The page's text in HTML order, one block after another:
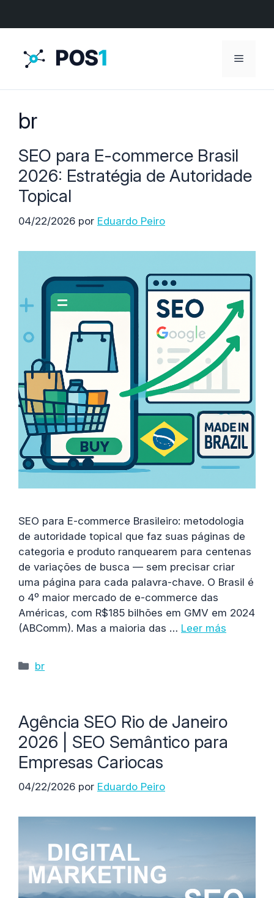
Menú
br
SEO para E-commerce Brasil
2026: Estratégia de Autoridade
Topical
04/22/2026 por Eduardo Peiro
SEO para E-commerce Brasileiro: metodologia
de autoridade topical que faz suas páginas de
categoria e produto ranquearem para centenas
de variações de busca — sem precisar criar
uma página para cada palavra-chave. O Brasil é
o 4º maior mercado de e-commerce das
Américas, com R$185 bilhões em GMV em 2024
(ABComm). Mas a maioria das … Leer más
Categorías
br
Agência SEO Rio de Janeiro
2026 | SEO Semântico para
Empresas Cariocas
04/22/2026 por Eduardo Peiro